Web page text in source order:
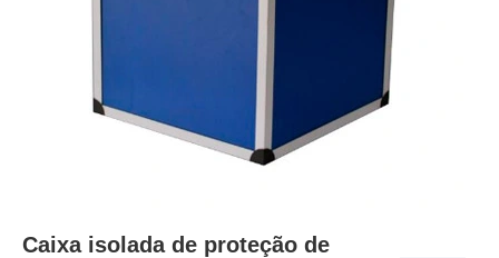
Caixa isolada de proteção de